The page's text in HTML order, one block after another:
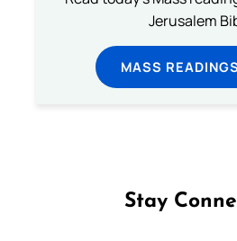
Jerusalem
MASS
Stay